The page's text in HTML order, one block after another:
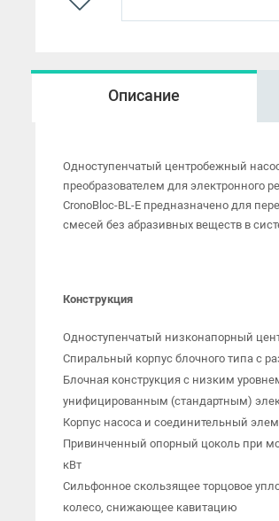
Описание
Одноступенчатый центробежный
преобразователем для электронного
CronoBloc-BL-E предназначено для
смесей без абразивных веществ в
Конструкция
Одноступенчатый низконапорный
Спиральный корпус блочного типа с
Блочная конструкция с низким
унифицированным (стандартным)
Корпус насоса и соединительный
Привинченный опорный цоколь при
кВт
Сильфонное скользящее торцовое
колесо, снижающее кавитацию